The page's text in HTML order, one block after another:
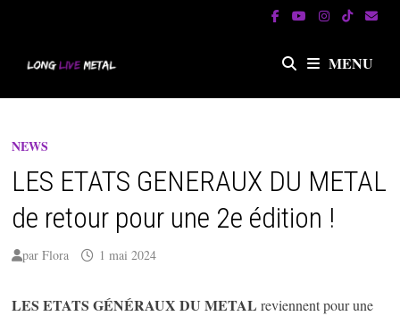
MENU
NEWS
LES ETATS GENERAUX DU METAL
de retour pour une 2e édition !
parFlora 1 mai 2024
LES ETATS GÉNÉRAUX DU METAL reviennent pour une